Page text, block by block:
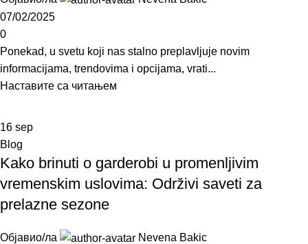
07/02/2025
0
Ponekad, u svetu koji nas stalno preplavljuje novim
informacijama, trendovima i opcijama, vrati...
Наставите са читањем
16 sep
Blog
Kako brinuti o garderobi u promenljivim
vremenskim uslovima: Održivi saveti za
prelazne sezone
Објавио/ла
Nevena Bakic